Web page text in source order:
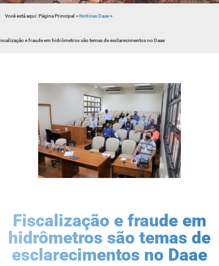
Você está aqui: Página Principal >Notícias Daae>
e fraude em hidrômetros são temas de esclarecimentos no Daae
Fiscalização e fraude em
hidrômetros são temas de
esclarecimentos no Daae